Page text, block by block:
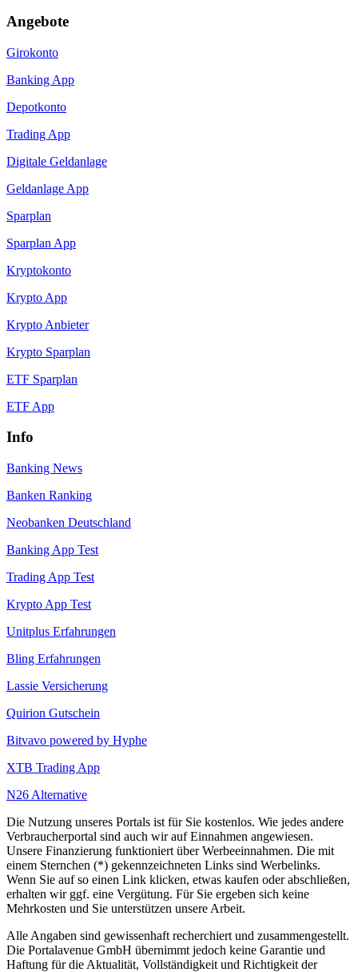
Angebote
Girokonto
Banking App
Depotkonto
Trading App
Digitale Geldanlage
Geldanlage App
Sparplan
Sparplan App
Kryptokonto
Krypto App
Krypto Anbieter
Krypto Sparplan
ETF Sparplan
ETF App
Info
Banking News
Banken Ranking
Neobanken Deutschland
Banking App Test
Trading App Test
Krypto App Test
Unitplus Erfahrungen
Bling Erfahrungen
Lassie Versicherung
Quirion Gutschein
Bitvavo powered by Hyphe
XTB Trading App
N26 Alternative
Die Nutzung unseres Portals ist für Sie kostenlos. Wie jedes andere
Verbraucherportal sind auch wir auf Einnahmen angewiesen.
Unsere Finanzierung funktioniert über Werbeeinnahmen. Die mit
einem Sternchen (*) gekennzeichneten Links sind Werbelinks.
Wenn Sie auf so einen Link klicken, etwas kaufen oder abschließen,
erhalten wir ggf. eine Vergütung. Für Sie ergeben sich keine
Mehrkosten und Sie unterstützen unsere Arbeit.
Alle Angaben sind gewissenhaft recherchiert und zusammengestellt.
Die Portalavenue GmbH übernimmt jedoch keine Garantie und
Haftung für die Aktualität, Vollständigkeit und Richtigkeit der